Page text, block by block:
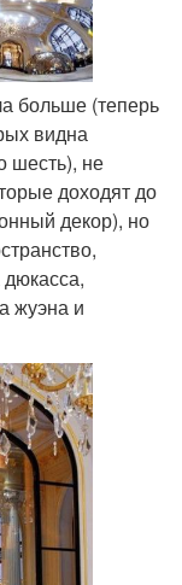
больше (теперь
видна
шесть), не
доходят до
декор), но
жуэна и